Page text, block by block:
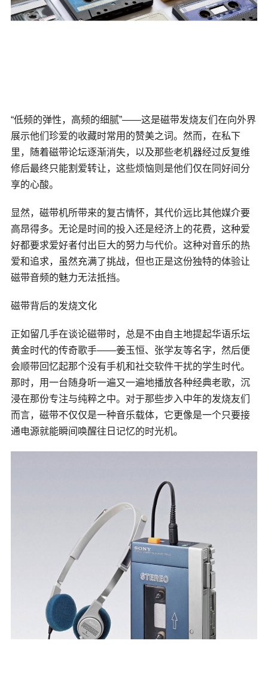
“低频的弹性，高频的细腻”——这是磁带发烧友们在向外界
展示他们珍爱的收藏时常用的赞美之词。然而，在私下
里，随着磁带论坛逐渐消失，以及那些老机器经过反复维
修后最终只能割爱转让，这些烦恼则是他们仅在同好间分
享的心酸。
显然，磁带机所带来的复古情怀，其代价远比其他媒介要
高昂得多。无论是时间的投入还是经济上的花费，这种爱
好都要求爱好者付出巨大的努力与代价。这种对音乐的热
爱和追求，虽然充满了挑战，但也正是这份独特的体验让
磁带音频的魅力无法抵挡。
磁带背后的发烧文化
正如留几手在谈论磁带时，总是不由自主地提起华语乐坛
黄金时代的传奇歌手——姜玉恒、张学友等名字，然后便
会顺带回忆起那个没有手机和社交软件干扰的学生时代。
那时，用一台随身听一遍又一遍地播放各种经典老歌，沉
浸在那份专注与纯粹之中。对于那些步入中年的发烧友们
而言，磁带不仅仅是一种音乐载体，它更像是一个只要接
通电源就能瞬间唤醒往日记忆的时光机。